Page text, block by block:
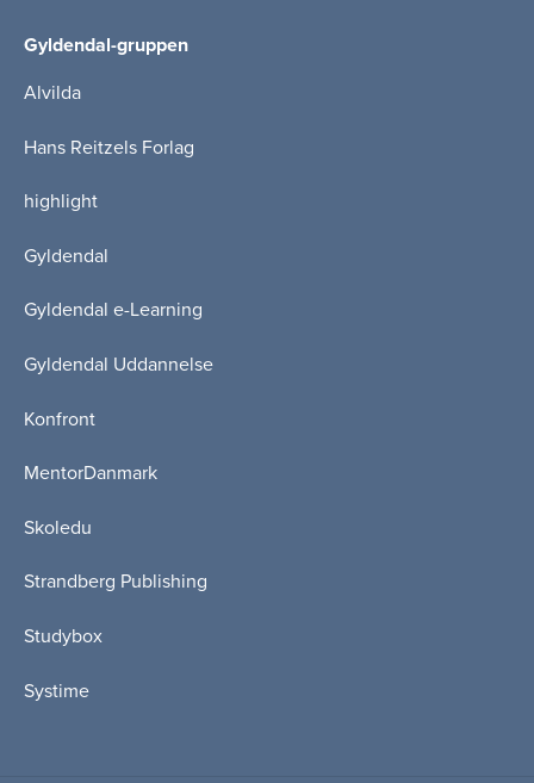
Gyldendal-gruppen
Alvilda
Hans Reitzels Forlag
highlight
Gyldendal
Gyldendal e-Learning
Gyldendal Uddannelse
Konfront
MentorDanmark
Skoledu
Strandberg Publishing
Studybox
Systime